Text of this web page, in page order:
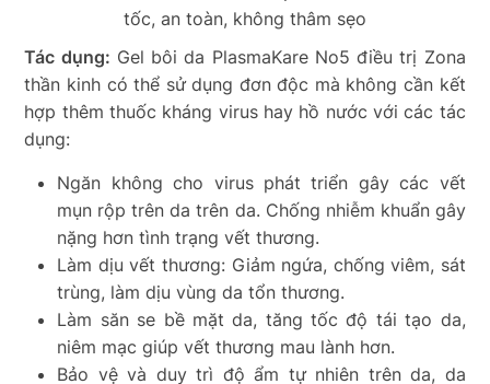
tốc, an toàn, không thâm sẹo
Tác dụng: Gel bôi da PlasmaKare No5 điều trị Zona
thần kinh có thể sử dụng đơn độc mà không cần kết
hợp thêm thuốc kháng virus hay hồ nước với các tác
dụng:
Ngăn không cho virus phát triển gây các vết
mụn rộp trên da trên da. Chống nhiễm khuẩn gây
nặng hơn tình trạng vết thương.
Làm dịu vết thương: Giảm ngứa, chống viêm, sát
trùng, làm dịu vùng da tổn thương.
Làm săn se bề mặt da, tăng tốc độ tái tạo da,
niêm mạc giúp vết thương mau lành hơn.
Bảo vệ và duy trì độ ẩm tự nhiên trên da, da